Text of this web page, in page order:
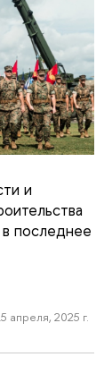
и
последнее
апреля, 2025 г.